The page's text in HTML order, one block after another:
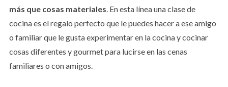
más que cosas materiales. En esta línea una clase de
cocina es el regalo perfecto que le puedes hacer a ese amigo
o familiar que le gusta experimentar en la cocina y cocinar
cosas diferentes y gourmet para lucirse en las cenas
familiares o con amigos.